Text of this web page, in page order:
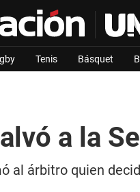
Tenis Básquet
a la
al árbitro quien